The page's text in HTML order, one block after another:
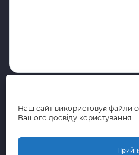
Наш сайт використовує файли
Вашого досвіду користування.